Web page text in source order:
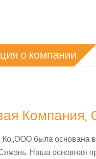
о компании
была основана
Наша основная